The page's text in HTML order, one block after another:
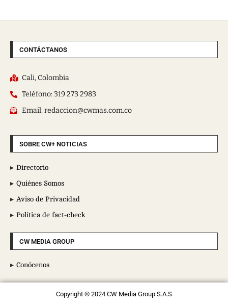
CONTÁCTANOS
Cali, Colombia
Teléfono: 319 273 2983
Email: redaccion@cwmas.com.co
SOBRE CW+ NOTICIAS
Directorio
Quiénes Somos
Aviso de Privacidad
Política de fact-check
CW MEDIA GROUP
Conócenos
Copyright © 2024 CW Media Group S.A.S